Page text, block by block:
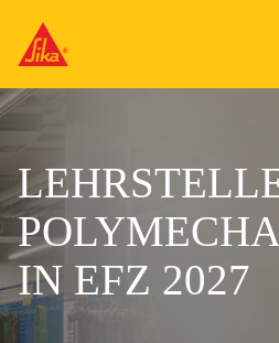
IN EFZ 2027